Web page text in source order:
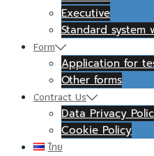
Executive
Standard system
Form
Application for
Other forms
Contract Us
Data Privacy
Cookie Policy
ไทย